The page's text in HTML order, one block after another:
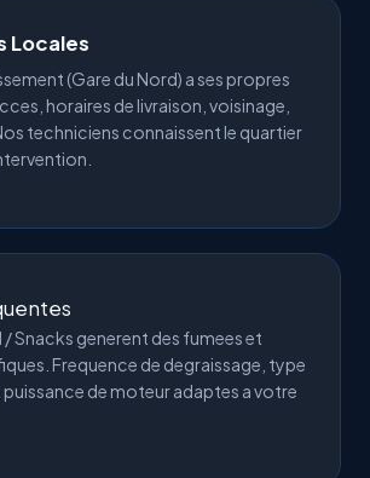
Locales
(Gare du Nord) a ses propres
horaires de livraison, voisinage,
techniciens connaissent le quartier
Snacks generent des fumees et
Frequence de degraissage, type
de moteur adaptes a votre